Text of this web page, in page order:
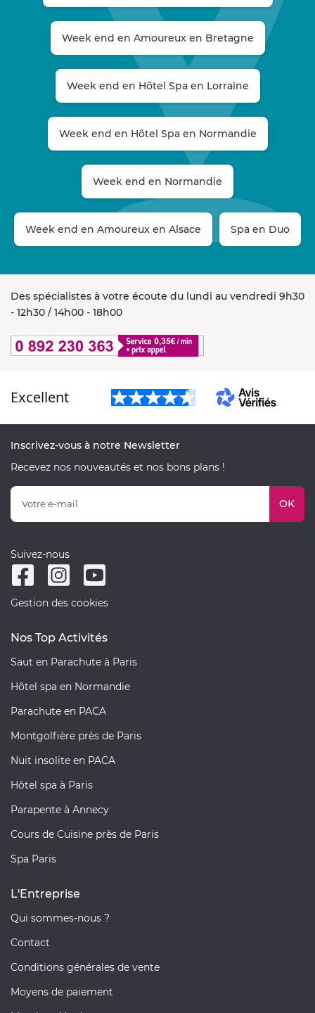
Week end en Amoureux en Bretagne
Week end en Hôtel Spa en Lorraine
Week end en Hôtel Spa en Normandie
Week end en Normandie
Week end en Amoureux en Alsace Spa en Duo
Des spécialistes à votre écoute du lundi au vendredi 9h30
- 12h30 / 14h00 - 18h00
Excellent
Inscrivez-vous à notre Newsletter
Recevez nos nouveautés et nos bons plans !
OK
Suivez-nous
Gestion des cookies
Nos Top Activités
Saut en Parachute à Paris
Hôtel spa en Normandie
Parachute en PACA
Montgolfière près de Paris
Nuit insolite en PACA
Hôtel spa à Paris
Parapente à Annecy
Cours de Cuisine près de Paris
Spa Paris
L'Entreprise
Qui sommes-nous ?
Contact
Conditions générales de vente
Moyens de paiement